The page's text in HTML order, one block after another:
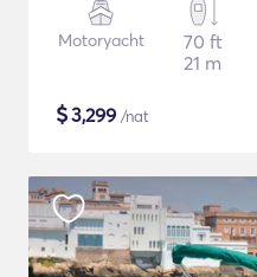
Motoryacht
70 ft
21 m
$3,299 /nat